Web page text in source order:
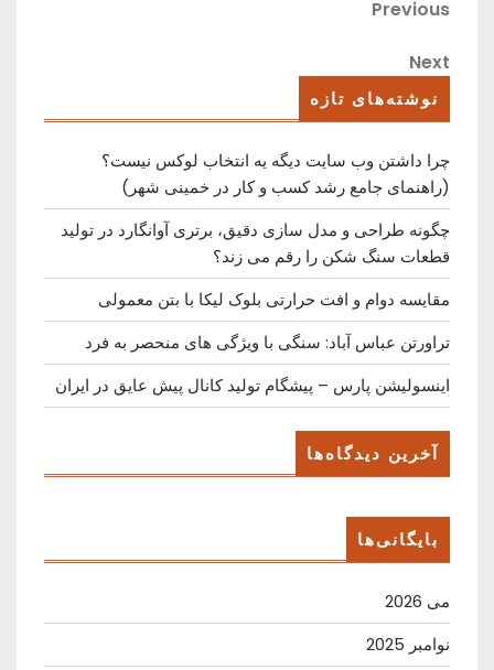
راهبری
نوشته
Previous
Previous
Next
Next
نوشته‌های تازه
چرا داشتن وب سایت دیگه یه انتخاب لوکس نیست؟
(راهنمای جامع رشد کسب ‌و کار در خمینی ‌شهر)
چگونه طراحی و مدل سازی دقیق، برتری آوانگارد در تولید
قطعات سنگ شکن را رقم می زند؟
مقایسه دوام و افت حرارتی بلوک لیکا با بتن معمولی
تراورتن عباس آباد: سنگی با ویژگی های منحصر به فرد
اینسولیشن پارس – پیشگام تولید کانال پیش عایق در ایران
آخرین دیدگاه‌ها
بایگانی‌ها
می 2026
نوامبر 2025